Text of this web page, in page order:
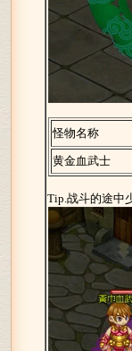
怪物名称
黄金血武士
Tip.战斗的途中